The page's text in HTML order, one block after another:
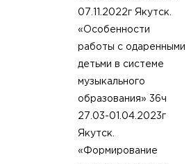
07.11.2022г Якутск.
«Особенности
работы с одаренными
детьми в системе
музыкального
образования» 36ч
27.03-01.04.2023г
Якутск.
«Формирование